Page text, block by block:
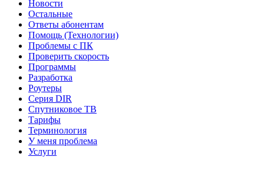
Новости
Остальные
Ответы абонентам
Помощь (Технологии)
Проблемы с ПК
Проверить скорость
Программы
Разработка
Роутеры
Серия DIR
Спутниковое ТВ
Тарифы
Терминология
У меня проблема
Услуги